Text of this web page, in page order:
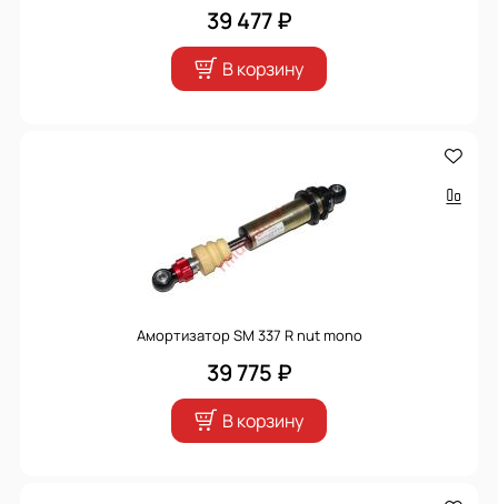
39 477 ₽
В корзину
Амортизатор SM 337 R nut mono
39 775 ₽
В корзину